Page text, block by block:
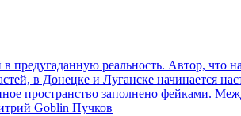
реальность. Автор, что
в Донецке и Луганске начинается
пространство заполнено фейками.
Goblin Пучков